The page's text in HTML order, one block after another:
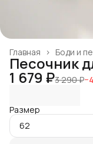
Боди и
Главная ›
Песочник
1 679 ₽3 290 ₽−
Размер
62